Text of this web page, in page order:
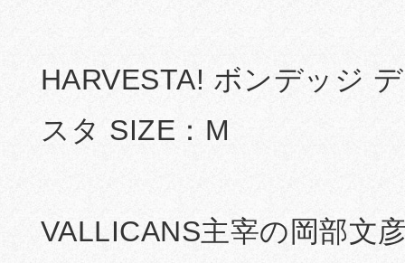
HARVESTA! ボンデッジ
スタ SIZE：M
VALLICANS主宰の岡部文